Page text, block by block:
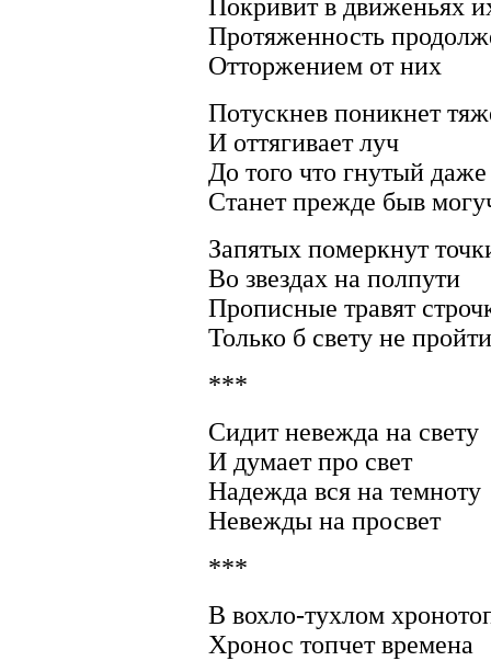
Покривит в движеньях
Протяженность
Отторжением от них
Потускнев поникнет
И оттягивает луч
До того что гнутый даже
Станет прежде быв
Запятых померкнут
Во звездах на полпути
Прописные травят
Только б свету не пройти
***
Сидит невежда на свету
И думает про свет
Надежда вся на темноту
Невежды на просвет
***
В вохло-тухлом
Хронос топчет времена